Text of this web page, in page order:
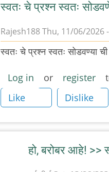
स्वतः चे प्रश्न स्वतः
Rajesh188Thu, 11/06/2026
स्वतः चे प्रश्न स्वतः सोडवण्या
Log in or register
Like
Dislike
हो, बरोबर आहे! >>